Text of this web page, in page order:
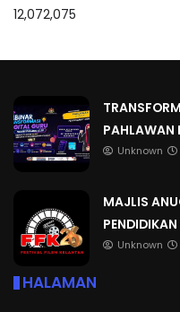
12,072,075
PAHLAWAN
Unknown
MAJLIS
Unknown
HALAMAN